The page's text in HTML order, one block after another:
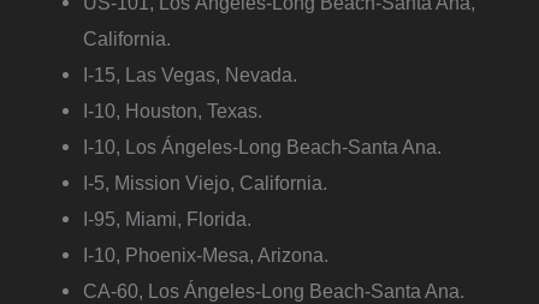
California.
I-15, Las Vegas, Nevada.
I-10, Houston, Texas.
I-10, Los Ángeles-Long Beach-Santa Ana.
I-5, Mission Viejo, California.
I-95, Miami, Florida.
I-10, Phoenix-Mesa, Arizona.
CA-60, Los Ángeles-Long Beach-Santa Ana.